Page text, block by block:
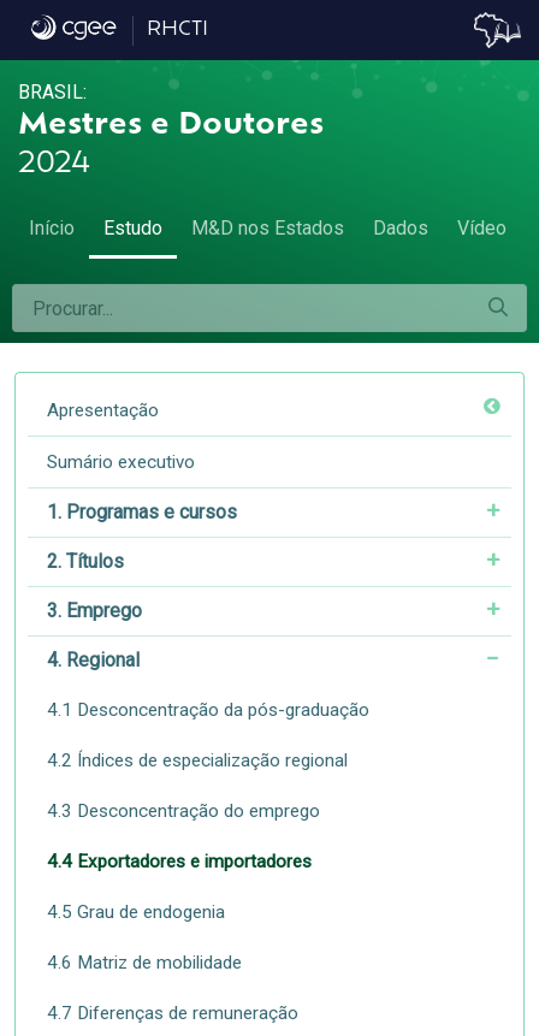
4.4 Exportadores e importadores - 4.4
RHCTI
BRASIL:
Mestres e Doutores
2024
Início Estudo M&D nos Estados Dados Vídeo
Apresentação
Sumário executivo
1. Programas e cursos
2. Títulos
3. Emprego
4. Regional
4.1 Desconcentração da pós-graduação
4.2 Índices de especialização regional
4.3 Desconcentração do emprego
4.4 Exportadores e importadores
4.5 Grau de endogenia
4.6 Matriz de mobilidade
4.7 Diferenças de remuneração